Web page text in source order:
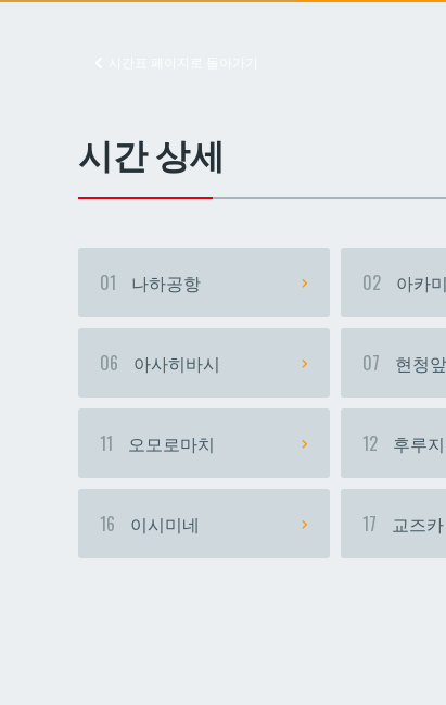
시간 상세
01 나하공항 02 아카
06 아사히바시 07 현청앞
11 오모로마치 12 후루
16 이시미네 17 교즈카